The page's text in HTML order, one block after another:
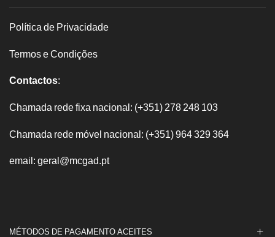
Política de Privacidade
Termos e Condições
Contactos:
Chamada rede fixa nacional: (+351) 278 248 103
Chamada rede móvel nacional: (+351) 964 329 364
email: geral@mcgad.pt
MÉTODOS DE PAGAMENTO ACEITES